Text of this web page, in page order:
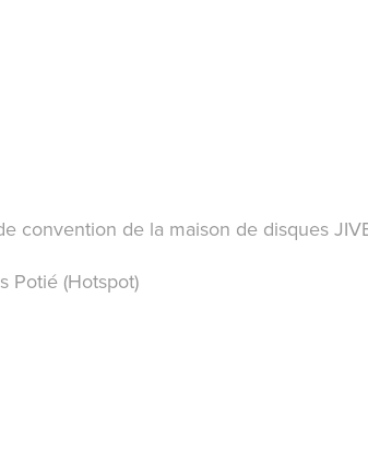
convention de la maison de disques
Potié (Hotspot)